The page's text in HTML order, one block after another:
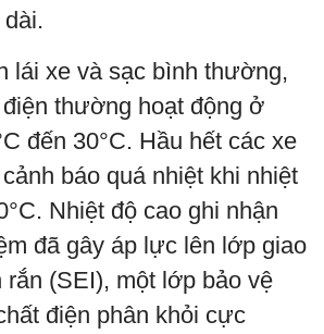
lái xe và sạc bình thường,
thường hoạt động ở
đến 30°C. Hầu hết các xe
báo quá nhiệt khi nhiệt
Nhiệt độ cao ghi nhận
đã gây áp lực lên lớp giao
rắn (SEI), một lớp bảo vệ
điện phân khỏi cực